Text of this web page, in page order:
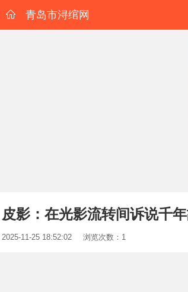
青岛市浔绾网
皮影：在光影流转间诉说千
2025-11-25 18:52:02 浏览次数：1